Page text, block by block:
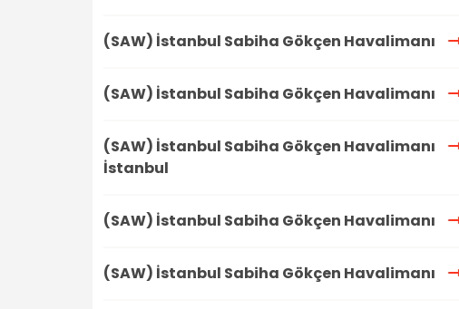
(SAW) İstanbul Sabiha Gökçen Havalimanı
(SAW) İstanbul Sabiha Gökçen Havalimanı
(SAW) İstanbul Sabiha Gökçen Havalimanı
İstanbul
(SAW) İstanbul Sabiha Gökçen Havalimanı
(SAW) İstanbul Sabiha Gökçen Havalimanı